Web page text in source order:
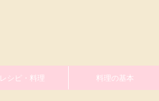
レシピ・料理 料理の基本